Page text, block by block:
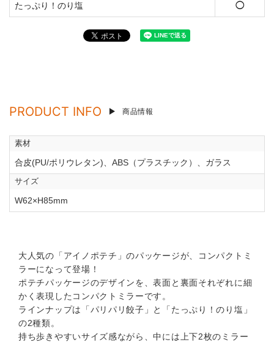
たっぷり！のり塩 ◯
PRODUCT INFO 商品情報
素材
合皮(PU/ポリウレタン)、ABS（プラスチック）、ガラス
サイズ
W62×H85mm
大人気の「アイノポテチ」のパッケージが、コンパクトミ
ラーになって登場！
ポテチパッケージのデザインを、表面と裏面それぞれに細
かく表現したコンパクトミラーです。
ラインナップは「パリパリ餃子」と「たっぷり！のり塩」
の2種類。
持ち歩きやすいサイズ感ながら、中には上下2枚のミラー